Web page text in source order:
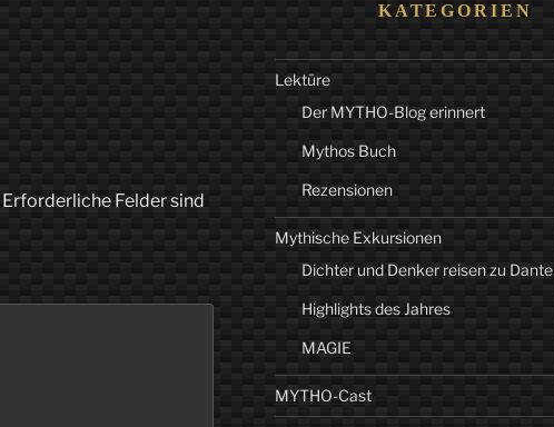
Erforderliche Felder sind
KATEGORIEN
Lektüre
Der MYTHO-Blog erinnert
Mythos Buch
Rezensionen
Mythische Exkursionen
Dichter und Denker reisen zu Dante
Highlights des Jahres
MAGIE
MYTHO-Cast